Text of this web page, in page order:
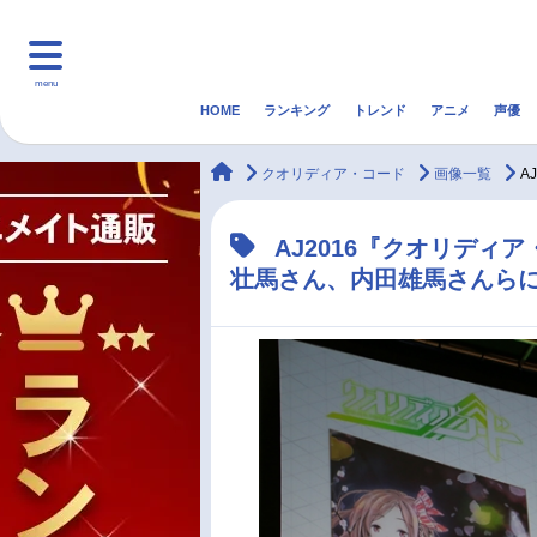
menu
マンガ・ラノベ ゲーム・アプリ 音楽
アニメ記事一覧
声優記事一覧
HOME ランキング トレンド アニメ 声優
animateTimes
クオリディア・コード 画像一覧
AJ2016『クオリディア
壮馬さん、内田雄馬さんら